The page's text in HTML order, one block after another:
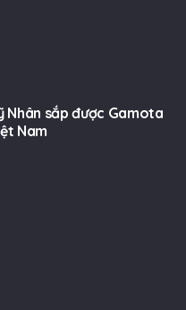
Nhân sắp được Gamota
Nam